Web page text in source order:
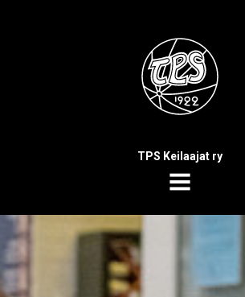
TPS Keilaajat ry
MENU